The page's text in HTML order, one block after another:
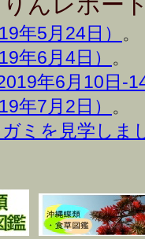
年5月24日） 。
年6月4日） 。
年6月10日-
年7月2日） 。
ミを見学しま